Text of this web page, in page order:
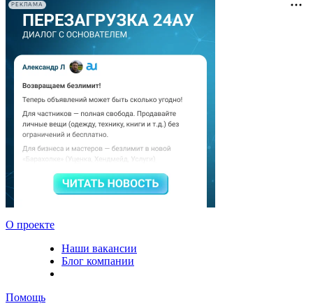
РЕКЛАМА
О проекте
Наши вакансии
Блог компании
Помощь